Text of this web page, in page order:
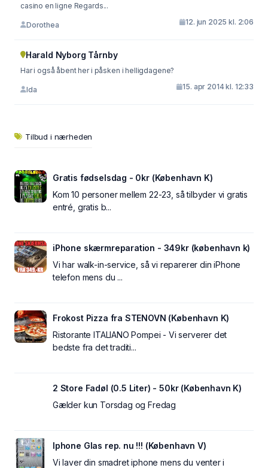
casino en ligne Regards...
Dorothea 12. jun 2025 kl. 2:06
Harald Nyborg Tårnby
Har i også åbent her i påsken i helligdagene?
Ida 15. apr 2014 kl. 12:33
Tilbud i nærheden
Gratis fødselsdag - 0kr (København K)
Kom 10 personer mellem 22-23, så tilbyder vi gratis
entré, gratis b...
iPhone skærmreparation - 349kr (københavn k)
Vi har walk-in-service, så vi reparerer din iPhone
telefon mens du ...
Frokost Pizza fra STENOVN (København K)
Ristorante ITALIANO Pompei - Vi serverer det
bedste fra det traditi...
2 Store Fadøl (0.5 Liter) - 50kr (København K)
Gælder kun Torsdag og Fredag
Iphone Glas rep. nu !!! (København V)
Vi laver din smadret iphone mens du venter i